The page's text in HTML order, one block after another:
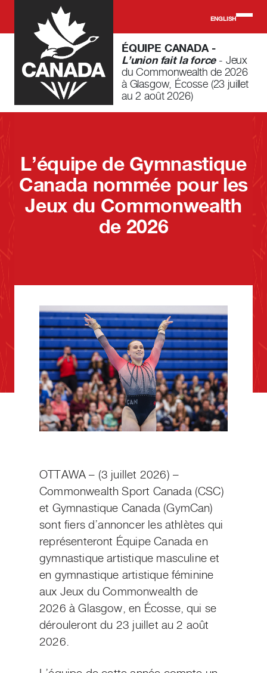
Skip to main content
ENGLISH
ÉQUIPE CANADA -
L’union fait la force- Jeux
du Commonwealth de 2026
à Glasgow, Écosse (23 juillet
au 2 août 2026)
L’équipe de Gymnastique
Canada nommée pour les
Jeux du Commonwealth
de 2026
OTTAWA – (3 juillet 2026) –
Commonwealth Sport Canada (CSC)
et Gymnastique Canada (GymCan)
sont fiers d’annoncer les athlètes qui
représenteront Équipe Canada en
gymnastique artistique masculine et
en gymnastique artistique féminine
aux Jeux du Commonwealth de
2026 à Glasgow, en Écosse, qui se
dérouleront du 23 juillet au 2 août
2026.